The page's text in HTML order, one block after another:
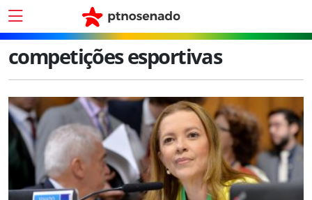
competições esportivas